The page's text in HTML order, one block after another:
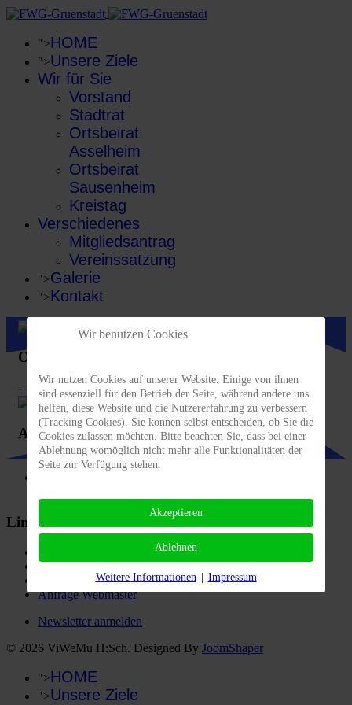
">HOME
">Unsere Ziele
Wir für Sie
Vorstand
Stadtrat
Ortsbeirat
Asselheim
Ortsbeirat
Sausenheim
Kreistag
Verschiedenes
Mitgliedsantrag
Vereinssatzung
">Galerie
">Kontakt
Ortsbeirat Sausenheim
-
Axel Grimm
Link's
">DSGVO
IMPRESSUM
Anfrage Webmaster
Newsletter anmelden
© 2026 ViWeMu H:Sch. Designed By JoomShaper
">HOME
">Unsere Ziele
Wir benutzen Cookies
Wir nutzen Cookies auf unserer Website. Einige von ihnen
sind essenziell für den Betrieb der Seite, während andere uns
helfen, diese Website und die Nutzererfahrung zu verbessern
(Tracking Cookies). Sie können selbst entscheiden, ob Sie die
Cookies zulassen möchten. Bitte beachten Sie, dass bei einer
Ablehnung womöglich nicht mehr alle Funktionalitäten der
Seite zur Verfügung stehen.
Akzeptieren
Ablehnen
Weitere Informationen | Impressum